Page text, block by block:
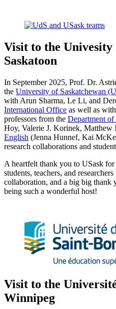
Visit to the Univesity
Saskatoon
In September 2025, Prof. Dr.
the University of Saskatchewan
with Arun Sharma, Le Li, and
International Office as well as
professors from the Department
Hoy, Valerie J. Korinek, Matthew
English (Jenna Hunnef, Kai
research collaborations and
A heartfelt thank you to USask
students, teachers, and
collaboration, and a big big
being such a wonderful host!
Visit to the
Winnipeg